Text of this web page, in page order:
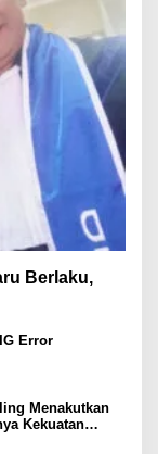
Berlaku,
Error
Menakutkan
Kekuatan